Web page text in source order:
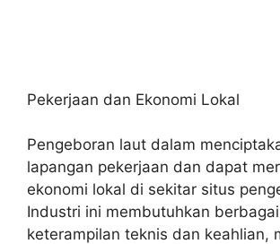
Pekerjaan dan Ekonomi Lokal
Pengeboran laut dalam
lapangan pekerjaan dan dapat
ekonomi lokal di sekitar situs
Industri ini membutuhkan berbagai
keterampilan teknis dan keahlian,